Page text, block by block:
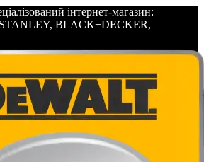
інтернет-магазин:
STANLEY, BLACK+DECKER,